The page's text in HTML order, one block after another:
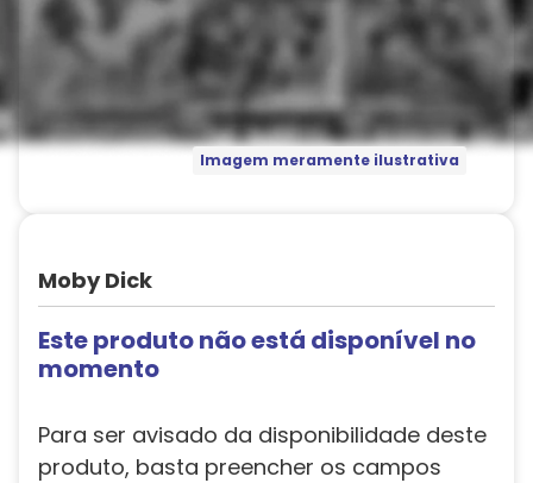
Imagem meramente ilustrativa
Moby Dick
Este produto não está disponível no
momento
Para ser avisado da disponibilidade deste
produto, basta preencher os campos